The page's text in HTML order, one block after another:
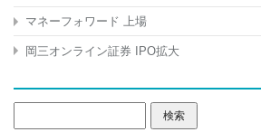
マネーフォワード 上場
岡三オンライン証券 IPO拡大